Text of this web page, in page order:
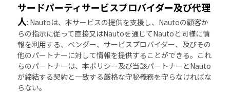
サードパーティサービスプロバイダー及び代理
人: Nautoは、本サービスの提供を支援し、Nautoの顧客か
らの指示に従って直接又はNautoを通じてNautoと同様に情
報を利用する、ベンダー、サービスプロバイダー、及びその
他のパートナーに対して情報を提供することができる。これ
らのパートナーは、本ポリシー及び当該パートナーとNauto
が締結する契約と一致する厳格な守秘義務を守らなければな
らない。